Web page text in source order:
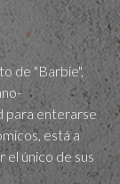
de "Barbie",
para enterarse
está a
el único de sus